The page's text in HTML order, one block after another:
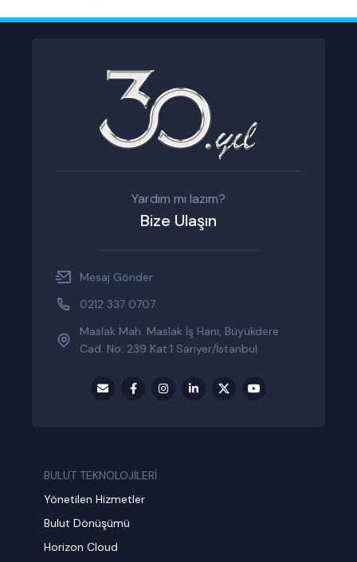
Yardım mı lazım?
Bize Ulaşın
Mesaj Gönder
0212 337 0707
Maslak Mah. Maslak İş Hanı, Büyükdere
Cad. No: 239 Kat:1 Sarıyer/İstanbul
BULUT TEKNOLOJİLERİ
Yönetilen Hizmetler
Bulut Dönüşümü
Horizon Cloud